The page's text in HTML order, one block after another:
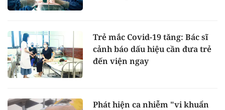
Trẻ mắc Covid-19 tăng: Bác sĩ
cảnh báo dấu hiệu cần đưa trẻ
đến viện ngay
Phát hiện ca nhiễm "vi khuẩn